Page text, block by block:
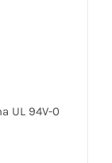
UL 94V-0